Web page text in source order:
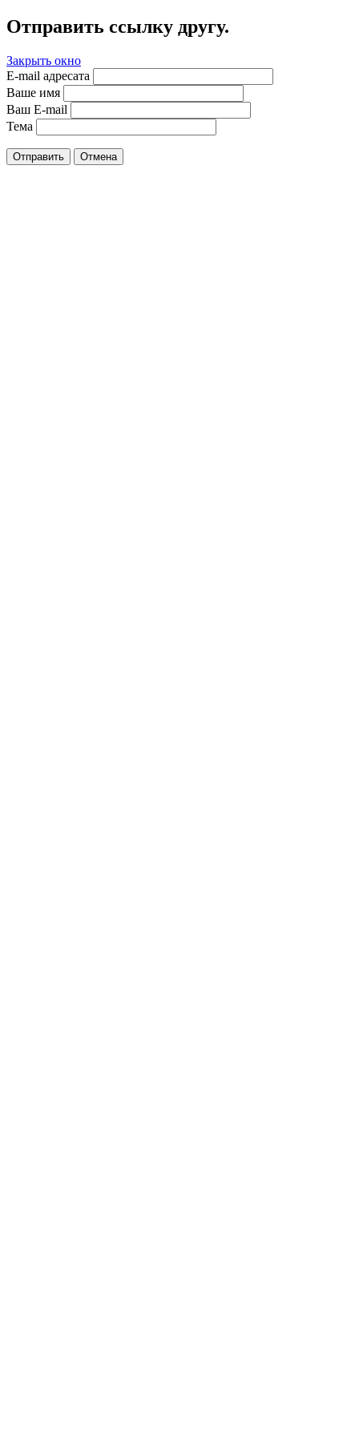
Отправить ссылку другу.
Закрыть окно
E-mail адресата
Ваше имя
Ваш E-mail
Тема
Отправить Отмена